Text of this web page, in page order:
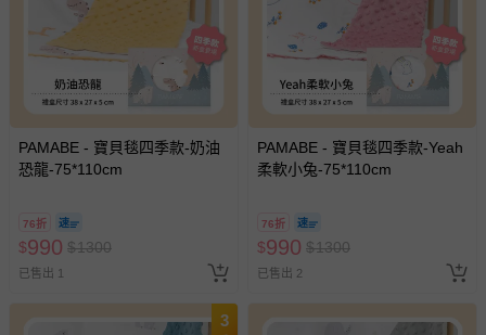
PAMABE - 寶貝毯四季款-奶油
恐龍-75*110cm
76折
$990 $1300
已售出 1
PAMABE - 寶貝毯四季款-Yeah
柔軟小兔-75*110cm
76折
$990 $1300
已售出 2
3